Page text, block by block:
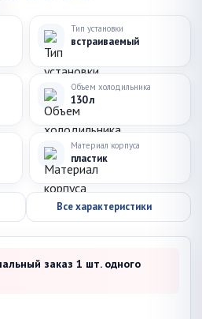
Тип установки
встраиваемый
Объем холодильника
130 л
Материал корпуса
пластик
Все характеристики
заказ 1 шт. одного